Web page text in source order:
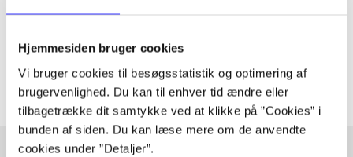
Hjemmesiden bruger cookies
Vi bruger cookies til besøgsstatistik og optimering af
brugervenlighed. Du kan til enhver tid ændre eller
tilbagetrække dit samtykke ved at klikke på ”Cookies” i
bunden af siden. Du kan læse mere om de anvendte
cookies under ”Detaljer”.
Artiklerne i handler ofte om